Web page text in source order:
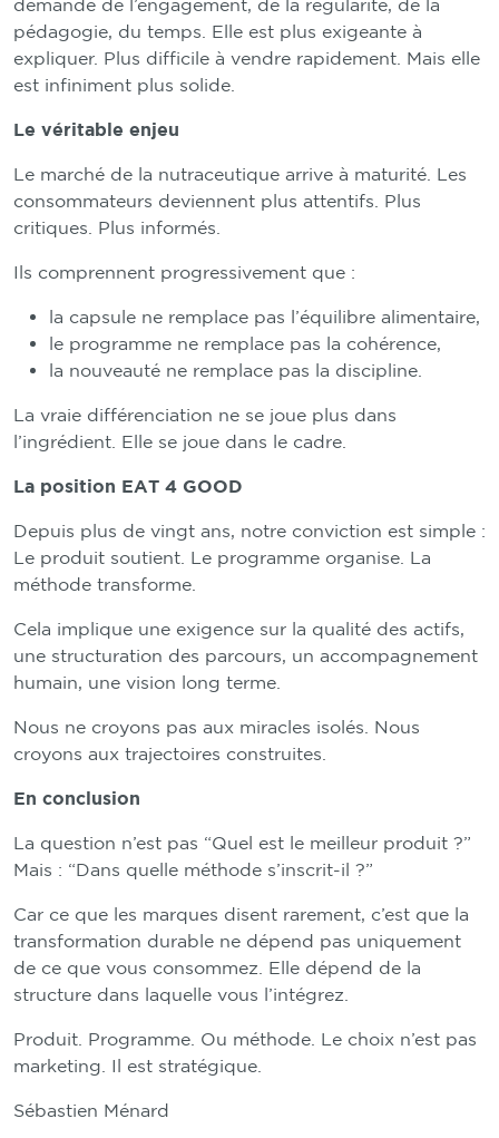
demande de l’engagement, de la régularité, de la
pédagogie, du temps. Elle est plus exigeante à
expliquer. Plus difficile à vendre rapidement. Mais elle
est infiniment plus solide.
Le véritable enjeu
Le marché de la nutraceutique arrive à maturité. Les
consommateurs deviennent plus attentifs. Plus
critiques. Plus informés.
Ils comprennent progressivement que :
la capsule ne remplace pas l’équilibre alimentaire,
le programme ne remplace pas la cohérence,
la nouveauté ne remplace pas la discipline.
La vraie différenciation ne se joue plus dans
l’ingrédient. Elle se joue dans le cadre.
La position EAT 4 GOOD
Depuis plus de vingt ans, notre conviction est simple :
Le produit soutient. Le programme organise. La
méthode transforme.
Cela implique une exigence sur la qualité des actifs,
une structuration des parcours, un accompagnement
humain, une vision long terme.
Nous ne croyons pas aux miracles isolés. Nous
croyons aux trajectoires construites.
En conclusion
La question n’est pas “Quel est le meilleur produit ?”
Mais : “Dans quelle méthode s’inscrit-il ?”
Car ce que les marques disent rarement, c’est que la
transformation durable ne dépend pas uniquement
de ce que vous consommez. Elle dépend de la
structure dans laquelle vous l’intégrez.
Produit. Programme. Ou méthode. Le choix n’est pas
marketing. Il est stratégique.
Sébastien Ménard